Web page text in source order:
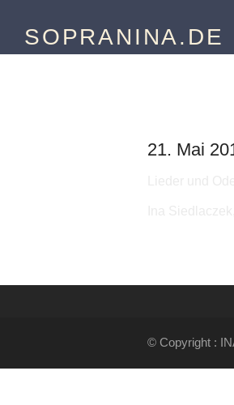
SOPRANINA.DE
21. Mai
© Copyright :